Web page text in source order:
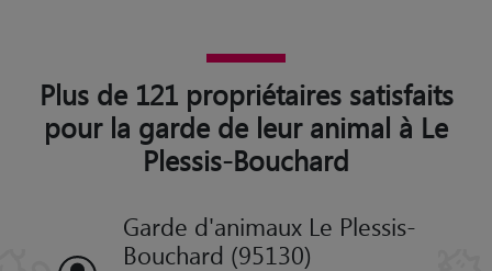
Plus de 121 propriétaires satisfaits
pour la garde de leur animal à Le
Plessis-Bouchard
Garde d'animaux Le Plessis-
Bouchard (95130)